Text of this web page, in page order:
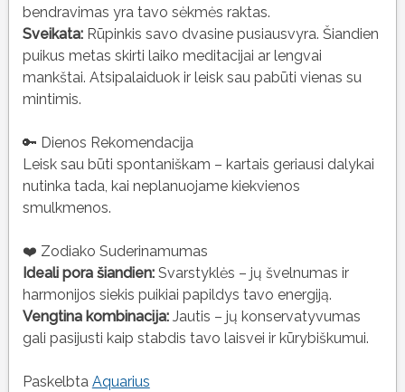
bendravimas yra tavo sėkmės raktas.
Sveikata:Rūpinkis savo dvasine pusiausvyra. Šiandien
puikus metas skirti laiko meditacijai ar lengvai
mankštai. Atsipalaiduok ir leisk sau pabūti vienas su
mintimis.
🔑 Dienos Rekomendacija
Leisk sau būti spontaniškam – kartais geriausi dalykai
nutinka tada, kai neplanuojame kiekvienos
smulkmenos.
❤️ Zodiako Suderinamumas
Ideali pora šiandien:Svarstyklės – jų švelnumas ir
harmonijos siekis puikiai papildys tavo energiją.
Vengtina kombinacija:Jautis – jų konservatyvumas
gali pasijusti kaip stabdis tavo laisvei ir kūrybiškumui.
Paskelbta Aquarius